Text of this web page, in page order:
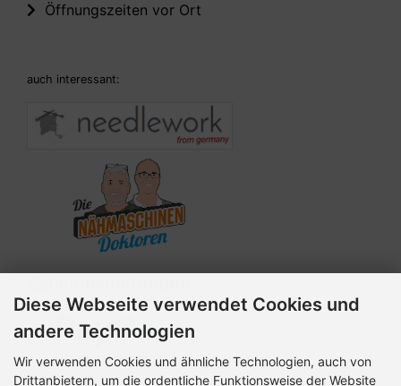
Öffnungszeiten vor Ort
auch interessant:
Diese Webseite verwendet Cookies und
andere Technologien
Wir verwenden Cookies und ähnliche Technologien, auch von
Drittanbietern, um die ordentliche Funktionsweise der Website